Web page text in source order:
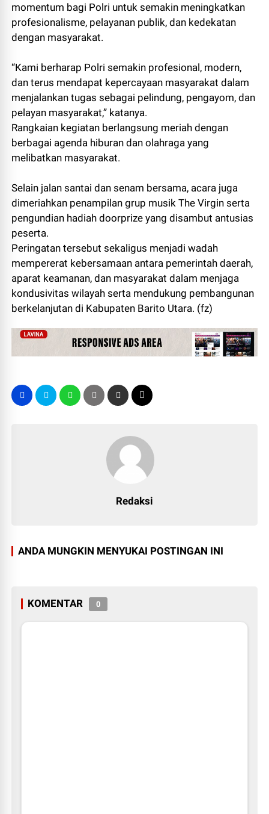
momentum bagi Polri untuk semakin meningkatkan
profesionalisme, pelayanan publik, dan kedekatan
dengan masyarakat.
“Kami berharap Polri semakin profesional, modern,
dan terus mendapat kepercayaan masyarakat dalam
menjalankan tugas sebagai pelindung, pengayom, dan
pelayan masyarakat,” katanya.
Rangkaian kegiatan berlangsung meriah dengan
berbagai agenda hiburan dan olahraga yang
melibatkan masyarakat.
Selain jalan santai dan senam bersama, acara juga
dimeriahkan penampilan grup musik The Virgin serta
pengundian hadiah doorprize yang disambut antusias
peserta.
Peringatan tersebut sekaligus menjadi wadah
mempererat kebersamaan antara pemerintah daerah,
aparat keamanan, dan masyarakat dalam menjaga
kondusivitas wilayah serta mendukung pembangunan
berkelanjutan di Kabupaten Barito Utara. (fz)
Redaksi
ANDA MUNGKIN MENYUKAI POSTINGAN INI
KOMENTAR 0